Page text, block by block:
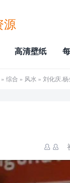
源
高清壁纸
» 综合 » 风水 » 刘化庆.
